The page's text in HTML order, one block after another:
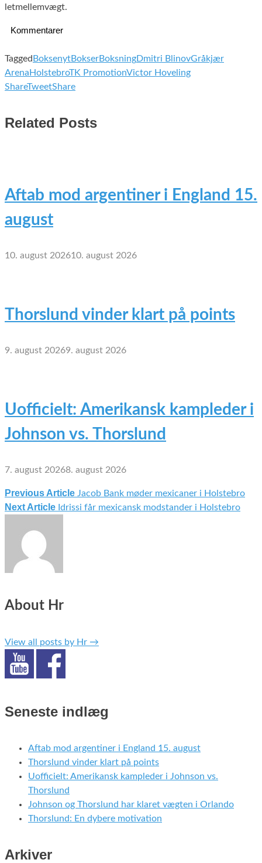
letmellemvægt.
Kommentarer
Tagged BoksenytBokserBoksningDmitri BlinovGråkjær
Arena HolstebroTK PromotionVictor Hoveling
ShareTweetShare
Related Posts
Aftab mod argentiner i England 15.
august
10. august 202610. august 2026
Thorslund vinder klart på points
9. august 20269. august 2026
Uofficielt: Amerikansk kampleder i
Johnson vs. Thorslund
7. august 20268. august 2026
Indlægsnavigation
Previous Article Jacob Bank møder mexicaner i Holstebro
Next Article Idrissi får mexicansk modstander i Holstebro
About Hr
View all posts by Hr →
Seneste indlæg
Aftab mod argentiner i England 15. august
Thorslund vinder klart på points
Uofficielt: Amerikansk kampleder i Johnson vs.
Thorslund
Johnson og Thorslund har klaret vægten i Orlando
Thorslund: En dybere motivation
Arkiver